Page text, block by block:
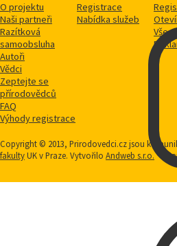
O projektu
Naši partneři
Razítková
samoobsluha
Autoři
Vědci
Zeptejte se
přírodovědců
FAQ
Výhody registrace
Registrace
Nabídka služeb
Vše o
Copyright © 2013, Prirodovedci.cz jsou
fakultyUK v Praze. Vytvořilo Andweb s.r.o.